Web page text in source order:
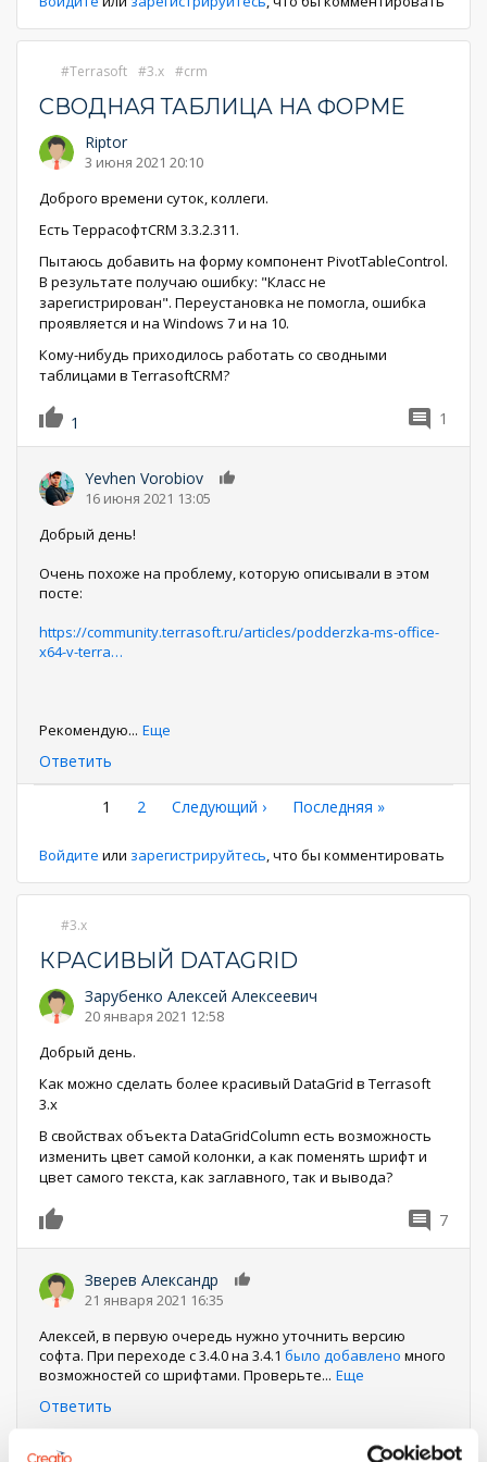
Terrasoft 3.x crm
СВОДНАЯ ТАБЛИЦА НА ФОРМЕ
Riptor
3 июня 2021 20:10
Доброго времени суток, коллеги.
Есть ТеррасофтCRM 3.3.2.311.
Пытаюсь добавить на форму компонент PivotTableControl.
В результате получаю ошибку: "Класс не
зарегистрирован". Переустановка не помогла, ошибка
проявляется и на Windows 7 и на 10.
Кому-нибудь приходилось работать со сводными
таблицами в TerrasoftCRM?
1 1
Yevhen Vorobiov
16 июня 2021 13:05
Добрый день!
Очень похоже на проблему, которую описывали в этом
посте:
https://community.terrasoft.ru/articles/podderzka-ms-office-
x64-v-terra…
Рекомендую... Еще
Ответить
Нумерация
страниц
Текущая
1 Страница
2
Следующая
Следующий ›
Последняя
Последняя »
Войдите или зарегистрируйтесь, что бы комментировать
3.x
КРАСИВЫЙ DATAGRID
Зарубенко Алексей Алексеевич
20 января 2021 12:58
Добрый день.
Как можно сделать более красивый DataGrid в Terrasoft
3.x
В свойствах объекта DataGridСolumn есть возможность
изменить цвет самой колонки, а как поменять шрифт и
цвет самого текста, как заглавного, так и вывода?
7
Зверев Александр
21 января 2021 16:35
Алексей, в первую очередь нужно уточнить версию
софта. При переходе с 3.4.0 на 3.4.1 было добавлено много
возможностей со шрифтами. Проверьте... Еще
Ответить
Последняя
Последняя »